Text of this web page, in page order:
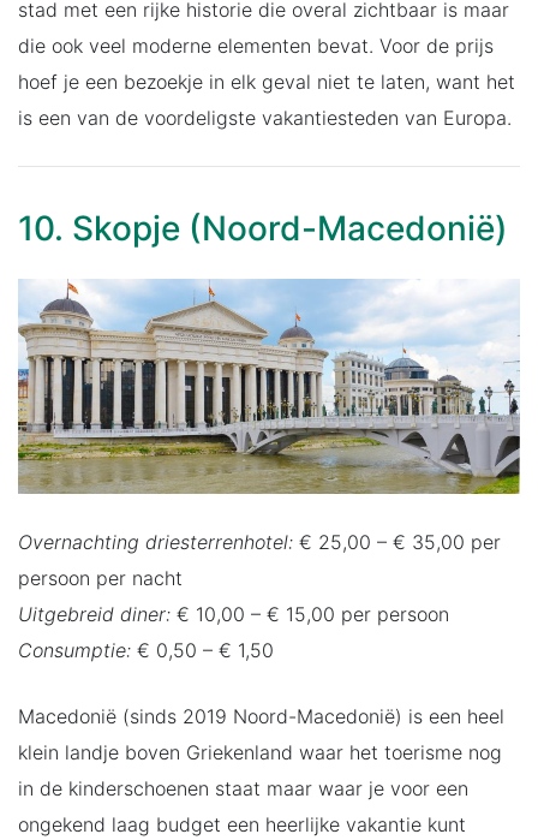
stad met een rijke historie die overal zichtbaar is maar
die ook veel moderne elementen bevat. Voor de prijs
hoef je een bezoekje in elk geval niet te laten, want het
is een van de voordeligste vakantiesteden van Europa.
10. Skopje (Noord-Macedonië)
Overnachting driesterrenhotel: € 25,00 – € 35,00 per
persoon per nacht
Uitgebreid diner: € 10,00 – € 15,00 per persoon
Consumptie: € 0,50 – € 1,50
Macedonië (sinds 2019 Noord-Macedonië) is een heel
klein landje boven Griekenland waar het toerisme nog
in de kinderschoenen staat maar waar je voor een
ongekend laag budget een heerlijke vakantie kunt